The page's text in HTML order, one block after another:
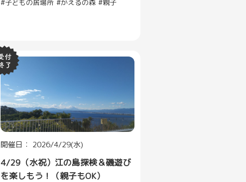
子どもの居場所 かえるの森 親子
開催日： 2026/4/29(水)
4/29（水祝）江の島探検＆磯遊び
を楽しもう！（親子もOK）